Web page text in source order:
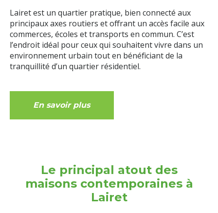
Lairet est un quartier pratique, bien connecté aux
principaux axes routiers et offrant un accès facile aux
commerces, écoles et transports en commun. C’est
l’endroit idéal pour ceux qui souhaitent vivre dans un
environnement urbain tout en bénéficiant de la
tranquillité d’un quartier résidentiel.
En savoir plus
Le principal atout des
maisons contemporaines à
Lairet